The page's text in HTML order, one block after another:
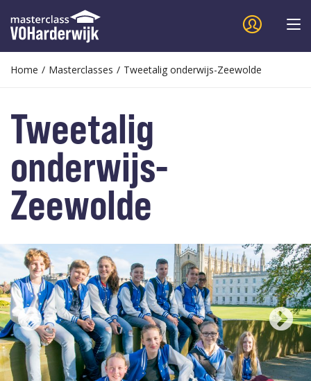
Home / Masterclasses / Tweetalig onderwijs-Zeewolde
Tweetalig
onderwijs-
Zeewolde